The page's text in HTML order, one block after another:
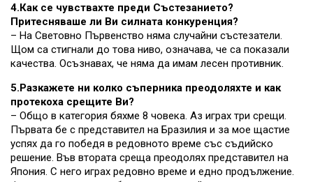
4.Как се чувствахте преди Състезанието?
Притесняваше ли Ви силната конкуренция?
– На Световно Първенство няма случайни състезатели.
Щом са стигнали до това ниво, означава, че са показали
качества. Осъзнавах, че няма да имам лесен противник.
5.Разкажете ни колко съперника преодоляхте и как
протекоха срещите Ви?
– Общо в категория бяхме 8 човека. Аз играх три срещи.
Първата бе с представител на Бразилия и за мое щастие
успях да го победя в редовното време със съдийско
решение. Във втората среща преодолях представител на
Япония. С него играх редовно време и едно продължение.